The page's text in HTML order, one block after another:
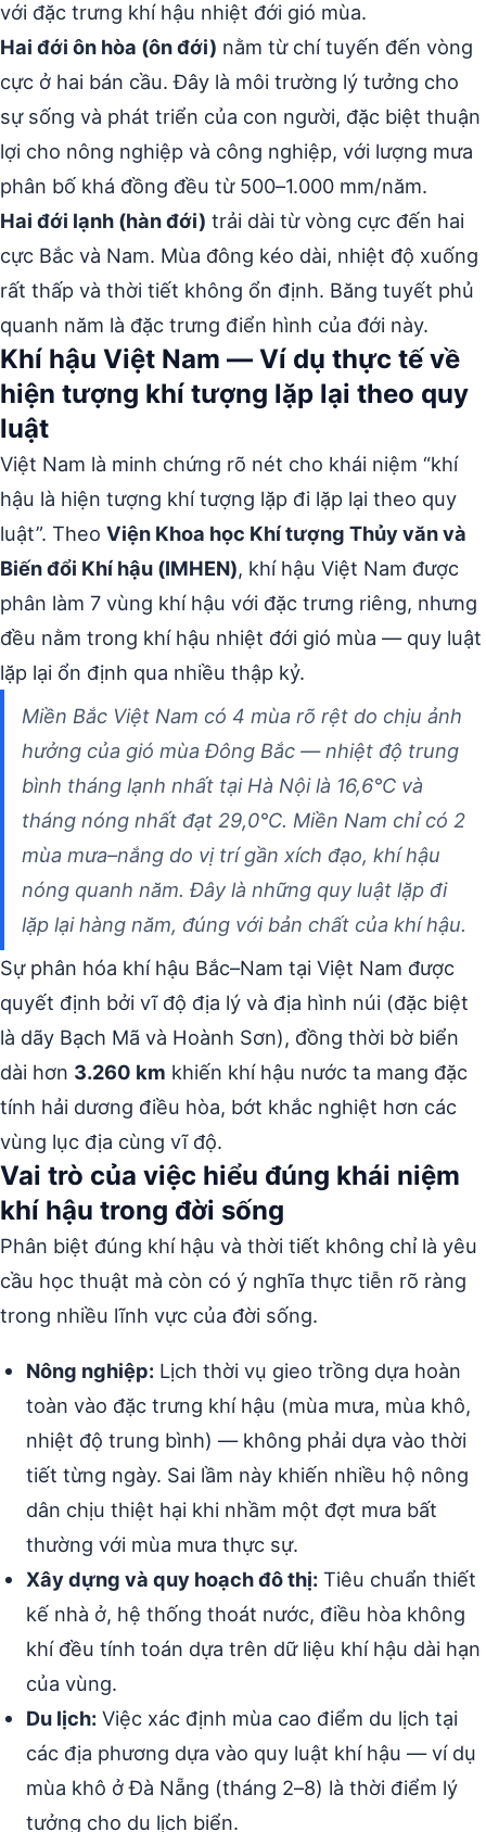
với đặc trưng khí hậu nhiệt đới gió mùa.
Hai đới ôn hòa (ôn đới) nằm từ chí tuyến đến vòng
cực ở hai bán cầu. Đây là môi trường lý tưởng cho
sự sống và phát triển của con người, đặc biệt thuận
lợi cho nông nghiệp và công nghiệp, với lượng mưa
phân bố khá đồng đều từ 500–1.000 mm/năm.
Hai đới lạnh (hàn đới) trải dài từ vòng cực đến hai
cực Bắc và Nam. Mùa đông kéo dài, nhiệt độ xuống
rất thấp và thời tiết không ổn định. Băng tuyết phủ
quanh năm là đặc trưng điển hình của đới này.
Khí hậu Việt Nam — Ví dụ thực tế về
hiện tượng khí tượng lặp lại theo quy
luật
Việt Nam là minh chứng rõ nét cho khái niệm “khí
hậu là hiện tượng khí tượng lặp đi lặp lại theo quy
luật”. Theo Viện Khoa học Khí tượng Thủy văn và
Biến đổi Khí hậu (IMHEN), khí hậu Việt Nam được
phân làm 7 vùng khí hậu với đặc trưng riêng, nhưng
đều nằm trong khí hậu nhiệt đới gió mùa — quy luật
lặp lại ổn định qua nhiều thập kỷ.
Miền Bắc Việt Nam có 4 mùa rõ rệt do chịu ảnh
hưởng của gió mùa Đông Bắc — nhiệt độ trung
bình tháng lạnh nhất tại Hà Nội là 16,6°C và
tháng nóng nhất đạt 29,0°C. Miền Nam chỉ có 2
mùa mưa–nắng do vị trí gần xích đạo, khí hậu
nóng quanh năm. Đây là những quy luật lặp đi
lặp lại hàng năm, đúng với bản chất của khí hậu.
Sự phân hóa khí hậu Bắc–Nam tại Việt Nam được
quyết định bởi vĩ độ địa lý và địa hình núi (đặc biệt
là dãy Bạch Mã và Hoành Sơn), đồng thời bờ biển
dài hơn 3.260 km khiến khí hậu nước ta mang đặc
tính hải dương điều hòa, bớt khắc nghiệt hơn các
vùng lục địa cùng vĩ độ.
Vai trò của việc hiểu đúng khái niệm
khí hậu trong đời sống
Phân biệt đúng khí hậu và thời tiết không chỉ là yêu
cầu học thuật mà còn có ý nghĩa thực tiễn rõ ràng
trong nhiều lĩnh vực của đời sống.
Nông nghiệp: Lịch thời vụ gieo trồng dựa hoàn
toàn vào đặc trưng khí hậu (mùa mưa, mùa khô,
nhiệt độ trung bình) — không phải dựa vào thời
tiết từng ngày. Sai lầm này khiến nhiều hộ nông
dân chịu thiệt hại khi nhầm một đợt mưa bất
thường với mùa mưa thực sự.
Xây dựng và quy hoạch đô thị: Tiêu chuẩn thiết
kế nhà ở, hệ thống thoát nước, điều hòa không
khí đều tính toán dựa trên dữ liệu khí hậu dài hạn
của vùng.
Du lịch: Việc xác định mùa cao điểm du lịch tại
các địa phương dựa vào quy luật khí hậu — ví dụ
mùa khô ở Đà Nẵng (tháng 2–8) là thời điểm lý
tưởng cho du lịch biển.